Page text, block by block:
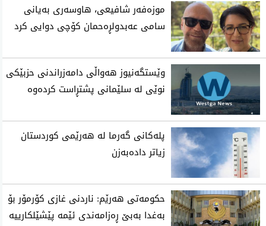
موزه‌فه‌ر شافیعی، هاوسه‌ری به‌یانی
سامی عه‌بدولڕه‌حمان كۆچی‌ دوایی كرد
وێستگەنیوز هەواڵی دامەزراندنی حزبێکی
نوێی لە سلێمانی پشتڕاست کردەوە
پلەکانی گەرما لە هەرێمی کوردستان
زیاتر دادەبەزن
حکومەتی هەرێم: ناردنی غازی کۆرمۆر بۆ
بەغدا بەبێ ڕەزامەندی ئێمە پێشێلکارییە